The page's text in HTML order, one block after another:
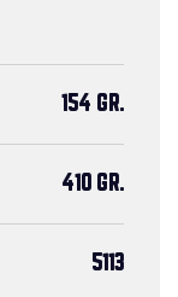
154 GR.
410 GR.
5113